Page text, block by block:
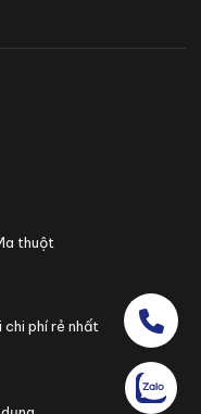
thuột
chi phí rẻ nhất